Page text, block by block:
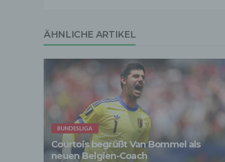
ÄHNLICHE ARTIKEL
BUNDESLIGA
Courtois begrüßt Van Bommel als
neuen Belgien-Coach
Die
-
-
Wir